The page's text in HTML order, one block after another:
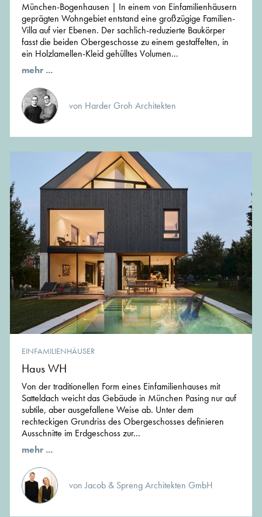
München-Bogenhausen | In einem von Einfamilienhäusern
geprägten Wohngebiet entstand eine großzügige Familien-
Villa auf vier Ebenen. Der sachlich-reduzierte Baukörper
fasst die beiden Obergeschosse zu einem gestaffelten, in
ein Holzlamellen-Kleid gehülltes Volumen...
mehr ...
von Harder Groh Architekten
EINFAMILIENHÄUSER
Haus WH
Von der traditionellen Form eines Einfamilienhauses mit
Satteldach weicht das Gebäude in München Pasing nur auf
subtile, aber ausgefallene Weise ab. Unter dem
rechteckigen Grundriss des Obergeschosses definieren
Ausschnitte im Erdgeschoss zur...
mehr ...
von Jacob & Spreng Architekten GmbH